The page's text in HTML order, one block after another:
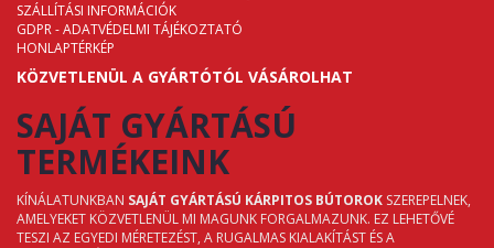
SZÁLLÍTÁSI INFORMÁCIÓK
GDPR - ADATVÉDELMI TÁJÉKOZTATÓ
HONLAPTÉRKÉP
KÖZVETLENÜL A GYÁRTÓTÓL VÁSÁROLHAT
SAJÁT GYÁRTÁSÚ
TERMÉKEINK
KÍNÁLATUNKBAN SAJÁT GYÁRTÁSÚ KÁRPITOS BÚTOROK SZEREPELNEK,
AMELYEKET KÖZVETLENÜL MI MAGUNK FORGALMAZUNK. EZ LEHETŐVÉ
TESZI AZ EGYEDI MÉRETEZÉST, A RUGALMAS KIALAKÍTÁST ÉS A